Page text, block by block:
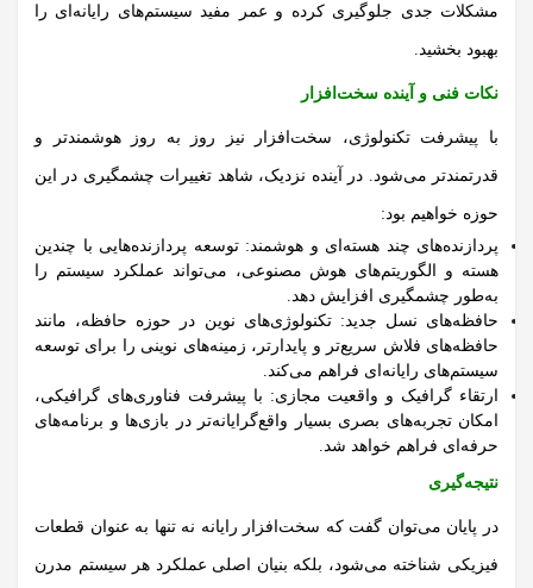
مشکلات جدی جلوگیری کرده و عمر مفید سیستم‌های رایانه‌ای را
بهبود بخشید.
نکات فنی و آینده سخت‌افزار
با پیشرفت تکنولوژی، سخت‌افزار نیز روز به روز هوشمندتر و
قدرتمندتر می‌شود. در آینده نزدیک، شاهد تغییرات چشمگیری در این
حوزه خواهیم بود:
پردازنده‌های چند هسته‌ای و هوشمند: توسعه پردازنده‌هایی با چندین
هسته و الگوریتم‌های هوش مصنوعی، می‌تواند عملکرد سیستم را
به‌طور چشمگیری افزایش دهد.
حافظه‌های نسل جدید: تکنولوژی‌های نوین در حوزه حافظه، مانند
حافظه‌های فلاش سریع‌تر و پایدارتر، زمینه‌های نوینی را برای توسعه
سیستم‌های رایانه‌ای فراهم می‌کند.
ارتقاء گرافیک و واقعیت مجازی: با پیشرفت فناوری‌های گرافیکی،
امکان تجربه‌های بصری بسیار واقع‌گرایانه‌تر در بازی‌ها و برنامه‌های
حرفه‌ای فراهم خواهد شد.
نتیجه‌گیری
در پایان می‌توان گفت که سخت‌افزار رایانه نه تنها به عنوان قطعات
فیزیکی شناخته می‌شود، بلکه بنیان اصلی عملکرد هر سیستم مدرن